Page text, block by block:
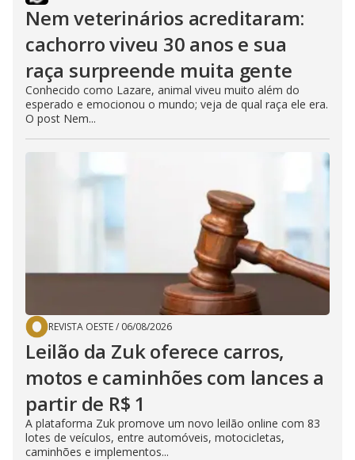
Nem veterinários acreditaram:
cachorro viveu 30 anos e sua
raça surpreende muita gente
Conhecido como Lazare, animal viveu muito além do
esperado e emocionou o mundo; veja de qual raça ele era.
O post Nem...
REVISTA OESTE/ 06/08/2026
Leilão da Zuk oferece carros,
motos e caminhões com lances a
partir de R$ 1
A plataforma Zuk promove um novo leilão online com 83
lotes de veículos, entre automóveis, motocicletas,
caminhões e implementos...